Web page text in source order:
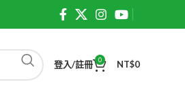
登入/註冊 0 NT$0